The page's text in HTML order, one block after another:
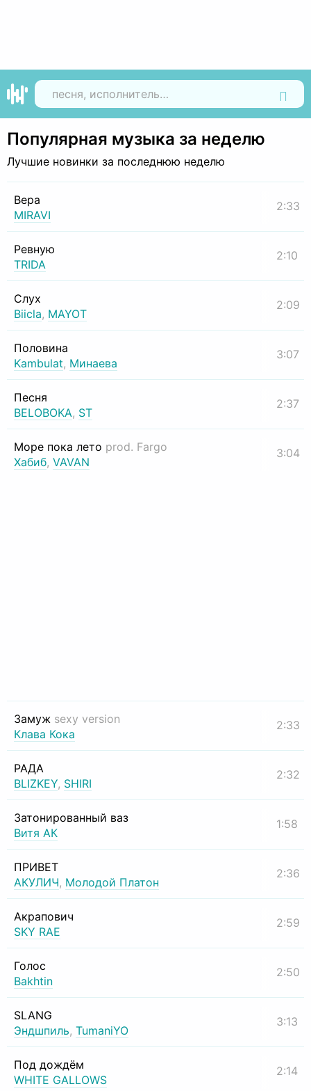
Популярная музыка за неделю
Лучшие новинки за последнюю неделю
Вера
MIRAVI
2:33
Ревную
TRIDA
2:10
Слух
Biicla, MAYOT
2:09
Половина
Kambulat, Минаева
3:07
Песня
BELOBOKA, ST
2:37
Море пока лето prod. Fargo
Хабиб, VAVAN
3:04
Замуж sexy version
Клава Кока
2:33
РАДА
BLIZKEY, SHIRI
2:32
Затонированный ваз
Витя АК
1:58
ПРИВЕТ
АКУЛИЧ, Молодой Платон
2:36
Акрапович
SKY RAE
2:59
Голос
Bakhtin
2:50
SLANG
Эндшпиль, TumaniYO
3:13
Под дождём
WHITE GALLOWS
2:14